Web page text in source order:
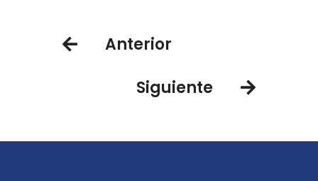
Anterior
Siguiente